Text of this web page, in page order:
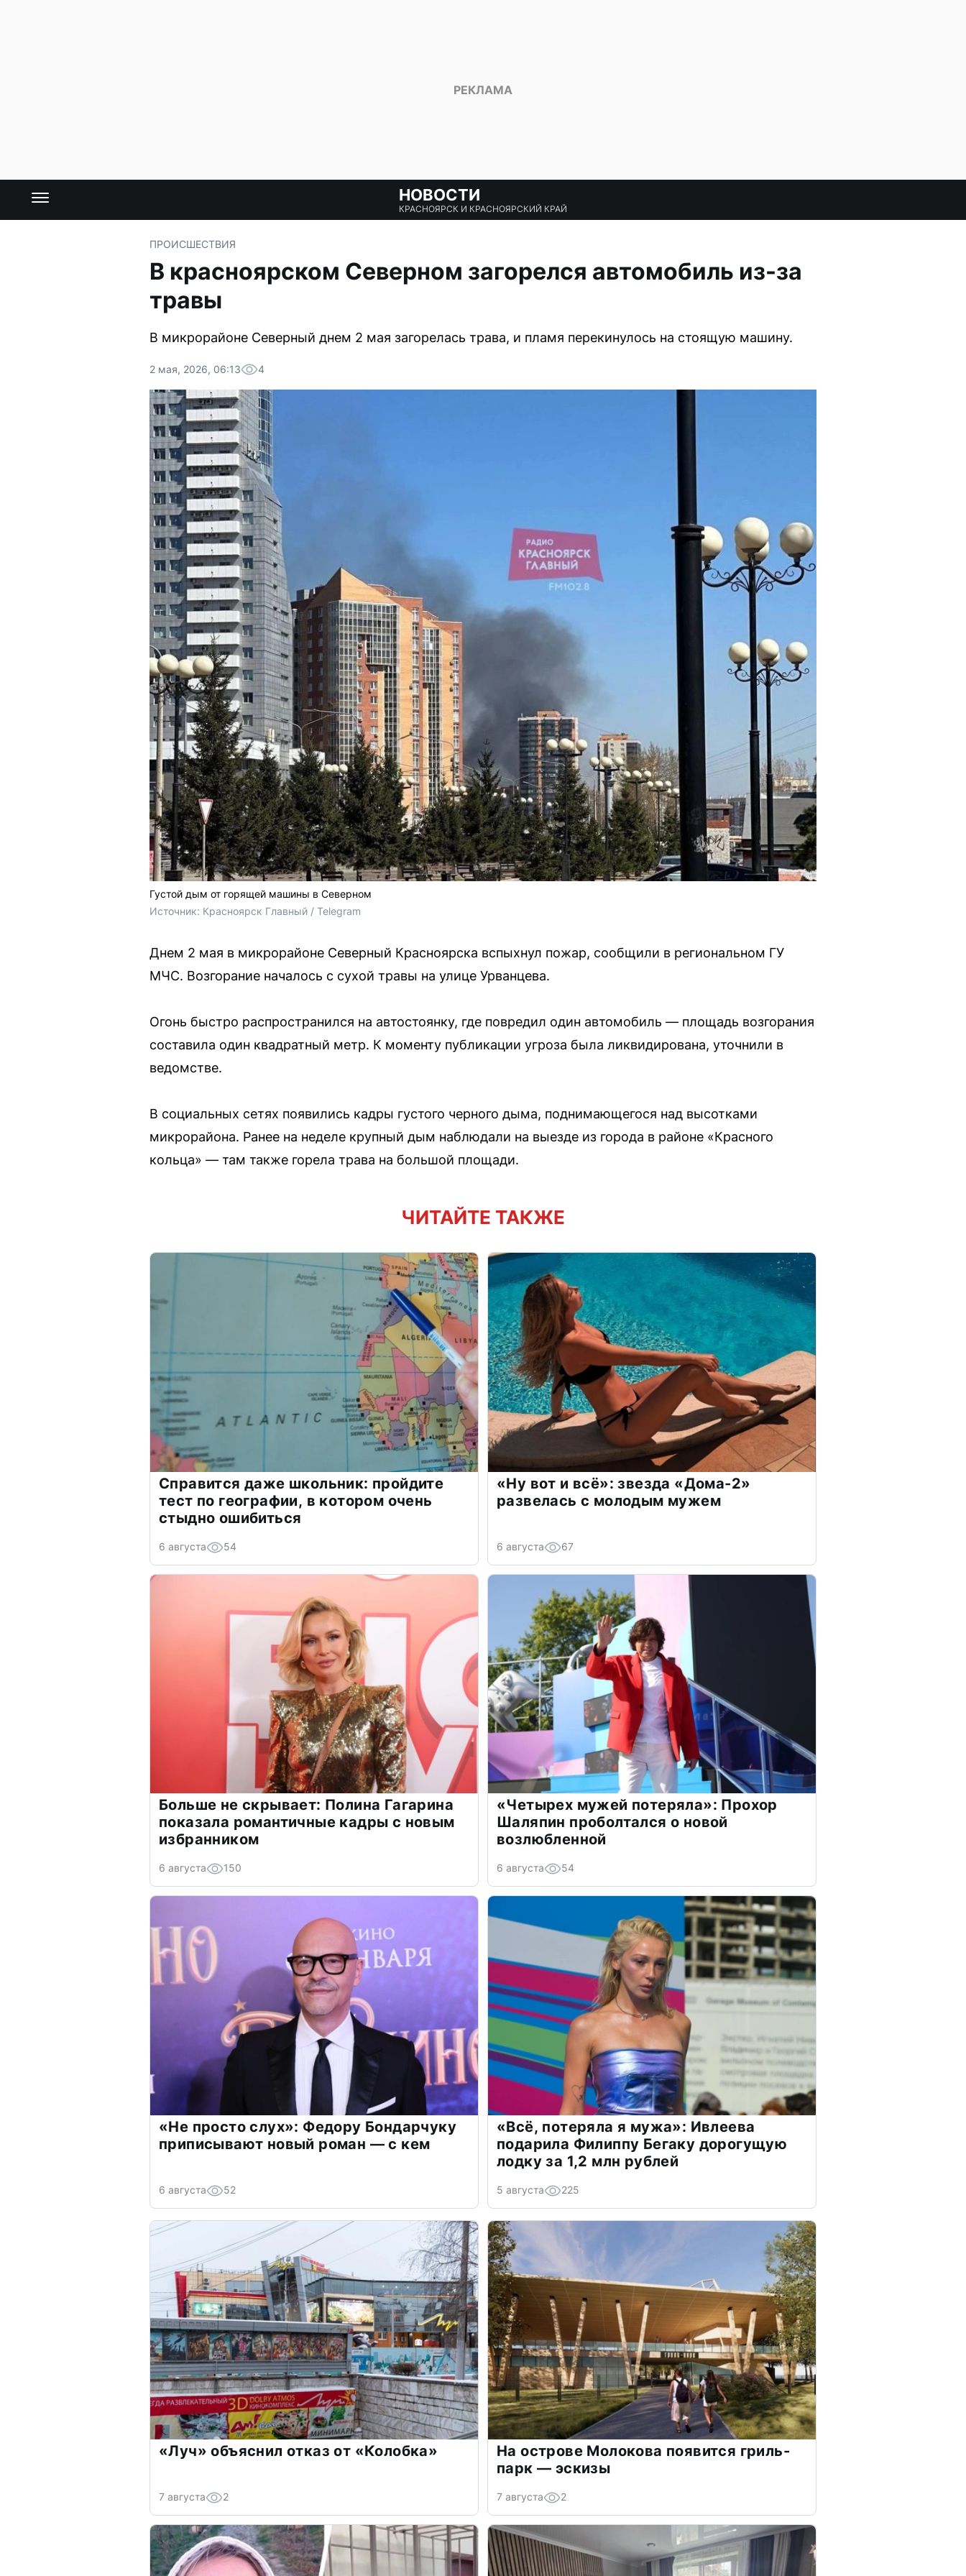
НОВОСТИ
КРАСНОЯРСК И КРАСНОЯРСКИЙ КРАЙ
ПРОИСШЕСТВИЯ
В красноярском Северном загорелся автомобиль из-за
травы
В микрорайоне Северный днем 2 мая загорелась трава, и пламя перекинулось на стоящую машину.
2 мая, 2026, 06:13 4
Густой дым от горящей машины в Северном
Источник: Красноярск Главный / Telegram
Днем 2 мая в микрорайоне Северный Красноярска вспыхнул пожар, сообщили в региональном ГУ
МЧС. Возгорание началось с сухой травы на улице Урванцева.
Огонь быстро распространился на автостоянку, где повредил один автомобиль — площадь возгорания
составила один квадратный метр. К моменту публикации угроза была ликвидирована, уточнили в
ведомстве.
В социальных сетях появились кадры густого черного дыма, поднимающегося над высотками
микрорайона. Ранее на неделе крупный дым наблюдали на выезде из города в районе «Красного
кольца» — там также горела трава на большой площади.
ЧИТАЙТЕ ТАКЖЕ
Справится даже школьник: пройдите
тест по географии, в котором очень
стыдно ошибиться
6 августа 54
«Ну вот и всё»: звезда «Дома-2»
развелась с молодым мужем
6 августа 67
Больше не скрывает: Полина Гагарина
показала романтичные кадры с новым
избранником
6 августа 150
«Четырех мужей потеряла»: Прохор
Шаляпин проболтался о новой
возлюбленной
6 августа 54
«Не просто слух»: Федору Бондарчуку
приписывают новый роман — с кем
6 августа 52
«Всё, потеряла я мужа»: Ивлеева
подарила Филиппу Бегаку дорогущую
лодку за 1,2 млн рублей
5 августа 225
«Луч» объяснил отказ от «Колобка»
7 августа 2
На острове Молокова появится гриль-
парк — эскизы
7 августа 2